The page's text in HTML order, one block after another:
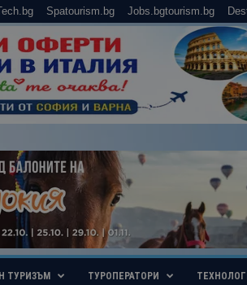
Spatourism.bg Jobs.bgtourism.bg
ТУРИЗЪМ ТУРОПЕРАТОРИ